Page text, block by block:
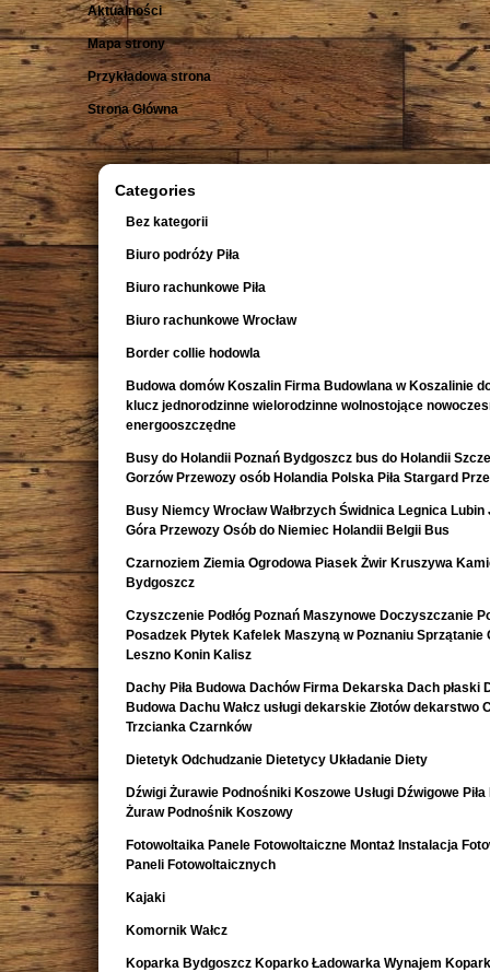
Aktualności
Mapa strony
Przykładowa strona
Strona Główna
Categories
Bez kategorii
Biuro podróży Piła
Biuro rachunkowe Piła
Biuro rachunkowe Wrocław
Border collie hodowla
Budowa domów Koszalin Firma Budowlana w Koszalinie
klucz jednorodzinne wielorodzinne wolnostojące
energooszczędne
Busy do Holandii Poznań Bydgoszcz bus do Holandii
Gorzów Przewozy osób Holandia Polska Piła Stargard
Busy Niemcy Wrocław Wałbrzych Świdnica Legnica Lubin
Góra Przewozy Osób do Niemiec Holandii Belgii Bus
Czarnoziem Ziemia Ogrodowa Piasek Żwir Kruszywa
Bydgoszcz
Czyszczenie Podłóg Poznań Maszynowe Doczyszczanie
Posadzek Płytek Kafelek Maszyną w Poznaniu Sprzątanie
Leszno Konin Kalisz
Dachy Piła Budowa Dachów Firma Dekarska Dach płaski
Budowa Dachu Wałcz usługi dekarskie Złotów dekarstwo
Trzcianka Czarnków
Dietetyk Odchudzanie Dietetycy Układanie Diety
Dźwigi Żurawie Podnośniki Koszowe Usługi Dźwigowe Piła
Żuraw Podnośnik Koszowy
Fotowoltaika Panele Fotowoltaiczne Montaż Instalacja
Paneli Fotowoltaicznych
Kajaki
Komornik Wałcz
Koparka Bydgoszcz Koparko Ładowarka Wynajem